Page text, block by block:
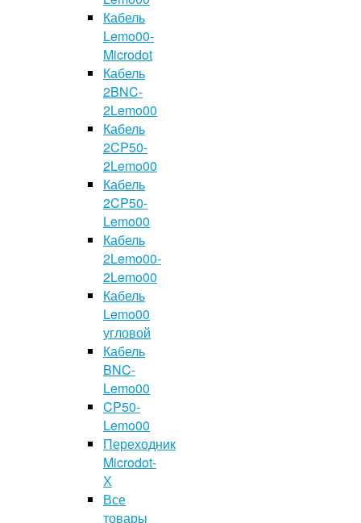
Кабель
Lemo00-
Microdot
Кабель
2BNC-
2Lemo00
Кабель
2CP50-
2Lemo00
Кабель
2CP50-
Lemo00
Кабель
2Lemo00-
2Lemo00
Кабель
Lemo00
угловой
Кабель
BNC-
Lemo00
CP50-
Lemo00
Переходник
Microdot-
Х
Все
товары